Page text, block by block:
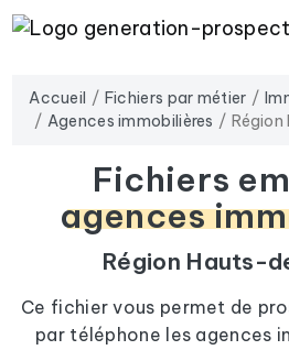
Accueil Fichiers par métier
Agences immobilières
Fichiers
agences
Région Hauts-
Ce fichier vous permet de
par téléphone les agences